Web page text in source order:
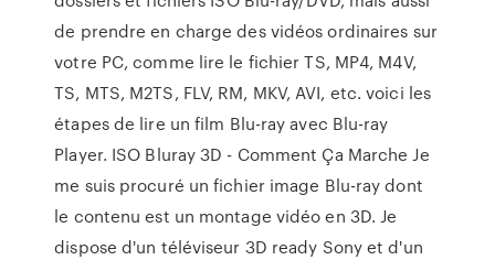
de prendre en charge des vidéos ordinaires sur
votre PC, comme lire le fichier TS, MP4, M4V,
TS, MTS, M2TS, FLV, RM, MKV, AVI, etc. voici les
étapes de lire un film Blu-ray avec Blu-ray
Player. ISO Bluray 3D - Comment Ça Marche Je
me suis procuré un fichier image Blu-ray dont
le contenu est un montage vidéo en 3D. Je
dispose d'un téléviseur 3D ready Sony et d'un